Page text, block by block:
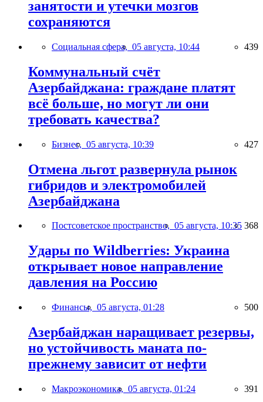
занятости и утечки мозгов
сохраняются
Социальная сфера, 05 августа, 10:44 439
Коммунальный счёт
Азербайджана: граждане платят
всё больше, но могут ли они
требовать качества?
Бизнес, 05 августа, 10:39 427
Отмена льгот развернула рынок
гибридов и электромобилей
Азербайджана
Постсоветское пространство, 05 августа, 10:35 368
Удары по Wildberries: Украина
открывает новое направление
давления на Россию
Финансы, 05 августа, 01:28 500
Азербайджан наращивает резервы,
но устойчивость маната по-
прежнему зависит от нефти
Макроэкономика, 05 августа, 01:24 391